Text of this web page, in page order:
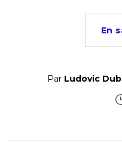
En
Par Ludovic